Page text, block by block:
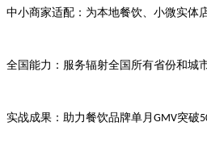
中小商家适配：为本地餐饮、小微实体
全国能力：服务辐射全国所有省份和城
实战成果：助力餐饮品牌单月 GMV突破